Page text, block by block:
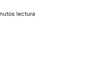
lectura